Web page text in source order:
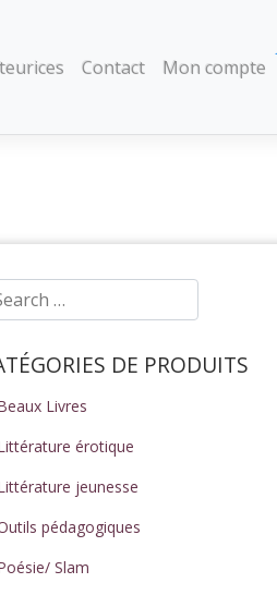
Contact Mon compte
DE PRODUITS
Livres
érotique
jeunesse
pédagogiques
Slam